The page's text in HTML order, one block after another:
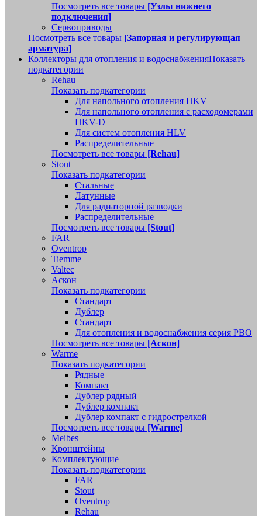
Посмотреть все товары [Узлы нижнего
подключения]
Сервоприводы
Посмотреть все товары [Запорная и регулирующая
арматура]
Коллекторы для отопления и водоснабженияПоказать
подкатегории
Rehau
Показать подкатегории
Для напольного отопления HKV
Для напольного отопления с расходомерами
HKV-D
Для систем отопления HLV
Распределительные
Посмотреть все товары [Rehau]
Stout
Показать подкатегории
Стальные
Латунные
Для радиаторной разводки
Распределительные
Посмотреть все товары [Stout]
FAR
Oventrop
Tiemme
Valtec
Аскон
Показать подкатегории
Стандарт+
Дублер
Стандарт
Для отопления и водоснабжения серия РВО
Посмотреть все товары [Аскон]
Warme
Показать подкатегории
Рядные
Компакт
Дублер рядный
Дублер компакт
Дублер компакт с гидрострелкой
Посмотреть все товары [Warme]
Meibes
Кронштейны
Комплектующие
Показать подкатегории
FAR
Stout
Oventrop
Rehau